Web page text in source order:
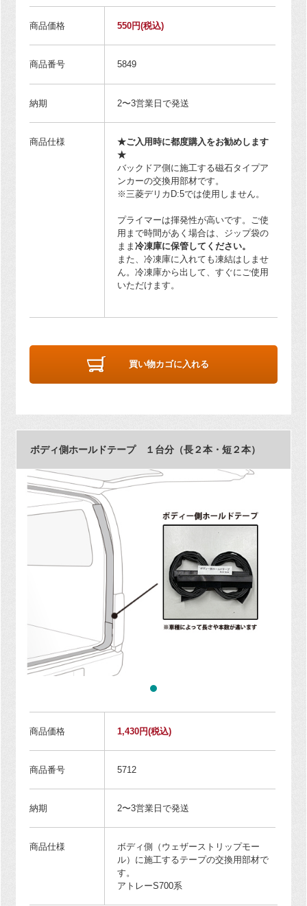
商品価格 550円(税込)
商品番号 5849
納期 2〜3営業日で発送
商品仕様
★ご入用時に都度購入をお勧めします
★
バックドア側に施工する磁石タイプア
ンカーの交換用部材です。
※三菱デリカD:5では使用しません。
プライマーは揮発性が高いです。ご使
用まで時間があく場合は、ジップ袋の
まま 冷凍庫に保管してください。
また、冷凍庫に入れても凍結はしませ
ん。冷凍庫から出して、すぐにご使用
いただけます。
買い物カゴに入れる
ボディ側ホールドテープ １台分（長２本・短２本）
商品価格 1,430円(税込)
商品番号 5712
納期 2〜3営業日で発送
商品仕様
ボディ側（ウェザーストリップモー
ル）に施工するテープの交換用部材で
す。
アトレーS700系